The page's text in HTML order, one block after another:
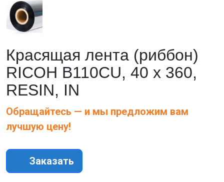
Красящая лента (риббон)
RICOH B110CU, 40 х 360,
RESIN, IN
Обращайтесь — и мы предложим вам
лучшую цену!
Заказать